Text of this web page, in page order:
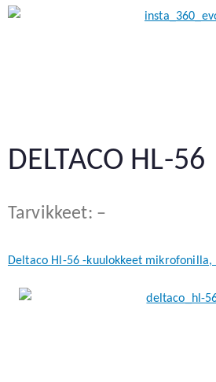
DELTACO HL-56
Tarvikkeet: –
Deltaco Hl-56 -kuulokkeet